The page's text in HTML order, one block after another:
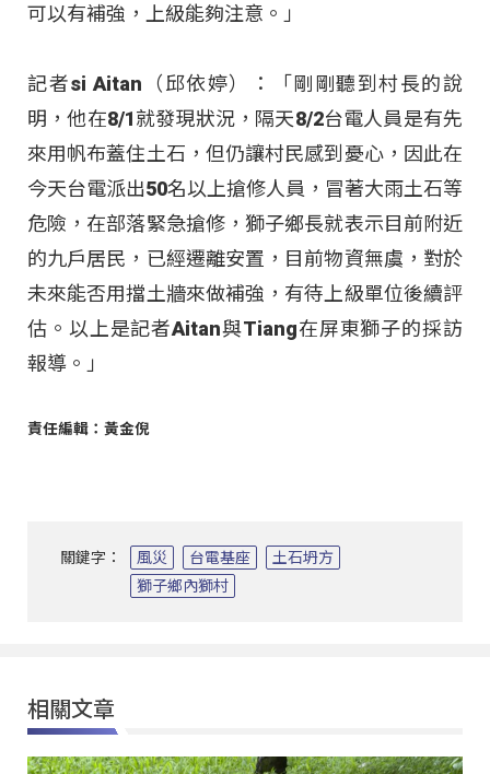
可以有補強，上級能夠注意。」
記者si Aitan（邱依婷）：「剛剛聽到村長的說
明，他在8/1就發現狀況，隔天8/2台電人員是有先
來用帆布蓋住土石，但仍讓村民感到憂心，因此在
今天台電派出50名以上搶修人員，冒著大雨土石等
危險，在部落緊急搶修，獅子鄉長就表示目前附近
的九戶居民，已經遷離安置，目前物資無虞，對於
未來能否用擋土牆來做補強，有待上級單位後續評
估。以上是記者Aitan與Tiang在屏東獅子的採訪
報導。」
責任編輯：黃金倪
關鍵字： 風災 台電基座
土石坍方
獅子鄉內獅村
相關文章